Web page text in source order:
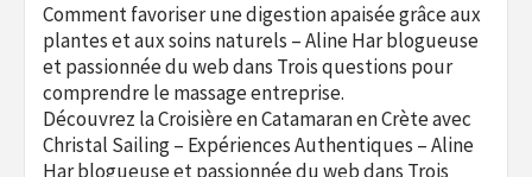
Comment favoriser une digestion apaisée grâce aux
plantes et aux soins naturels – Aline Har blogueuse
et passionnée du webdans Trois questions pour
comprendre le massage entreprise.
Découvrez la Croisière en Catamaran en Crète avec
Christal Sailing – Expériences Authentiques – Aline
Har blogueuse et passionnée du webdans Trois